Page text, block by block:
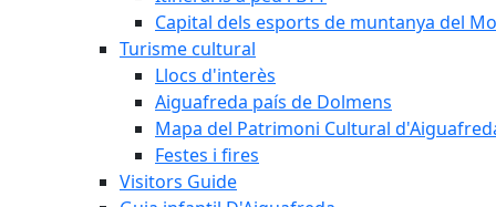
Capital dels esports de muntanya del
Turisme cultural
Llocs d'interès
Aiguafreda país de Dolmens
Mapa del Patrimoni Cultural
Festes i fires
Visitors Guide